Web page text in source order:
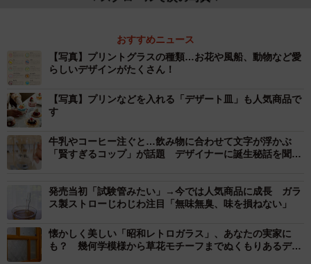
おすすめニュース
【写真】プリントグラスの種類…お花や風船、動物など愛
らしいデザインがたくさん！
【写真】プリンなどを入れる「デザート皿」も人気商品で
す
牛乳やコーヒー注ぐと…飲み物に合わせて文字が浮かぶ
「賢すぎるコップ」が話題 デザイナーに誕生秘話を聞い
発売当初「試験管みたい」→今では人気商品に成長 ガラ
ス製ストローじわじわ注目「無味無臭、味を損ねない」
懐かしく美しい「昭和レトロガラス」、あなたの実家に
も？ 幾何学模様から草花モチーフまでぬくもりあるデザ